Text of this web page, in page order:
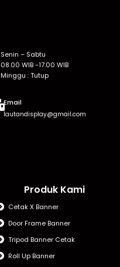
Senin – Sabtu
08.00 WIB -17.00 WIB
Minggu : Tutup
Email
lautandisplay@gmail.com
Produk Kami
Cetak X Banner
Door Frame Banner
Tripod Banner Cetak
Roll Up Banner